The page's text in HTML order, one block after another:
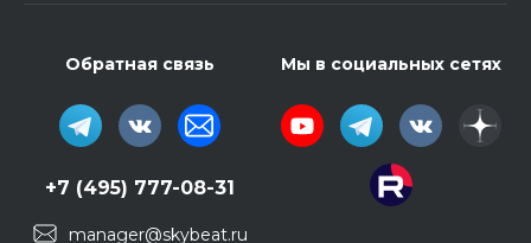
Обратная связь
+7 (495) 777-08-31
manager@skybeat.ru
Мы в социальных сетях